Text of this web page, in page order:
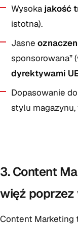
Wysoka jakość
istotna).
Jasne
sponsorowana”
dyrektywami
Dopasowanie do
stylu
3. Content
więź
Content Marketing